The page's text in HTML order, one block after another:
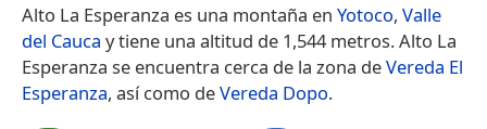
Alto La Esperanza es una montaña en Yotoco, Valle
del Cauca y tiene una altitud de 1,544 metros. Alto La
Esperanza se encuentra cerca de la zona deVereda El
Esperanza, así como deVereda Dopo.